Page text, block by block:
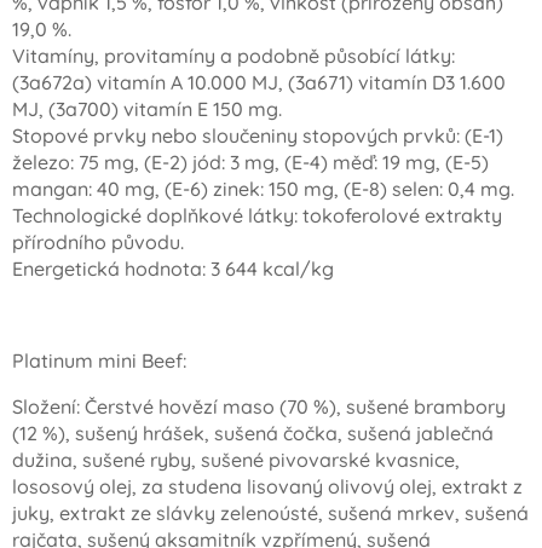
19,0 %.
Vitamíny, provitamíny a podobně působící látky:
(3a672a) vitamín A 10.000 MJ, (3a671) vitamín D3 1.600
MJ, (3a700) vitamín E 150 mg.
Stopové prvky nebo sloučeniny stopových prvků: (E-1)
železo: 75 mg, (E-2) jód: 3 mg, (E-4) měď: 19 mg, (E-5)
mangan: 40 mg, (E-6) zinek: 150 mg, (E-8) selen: 0,4 mg.
Technologické doplňkové látky: tokoferolové extrakty
přírodního původu.
Energetická hodnota: 3 644 kcal/kg
Platinum mini Beef:
Složení: Čerstvé hovězí maso (70 %), sušené brambory
(12 %), sušený hrášek, sušená čočka, sušená jablečná
dužina, sušené ryby, sušené pivovarské kvasnice,
lososový olej, za studena lisovaný olivový olej, extrakt z
juky, extrakt ze slávky zelenoústé, sušená mrkev, sušená
rajčata, sušený aksamitník vzpřímený, sušená